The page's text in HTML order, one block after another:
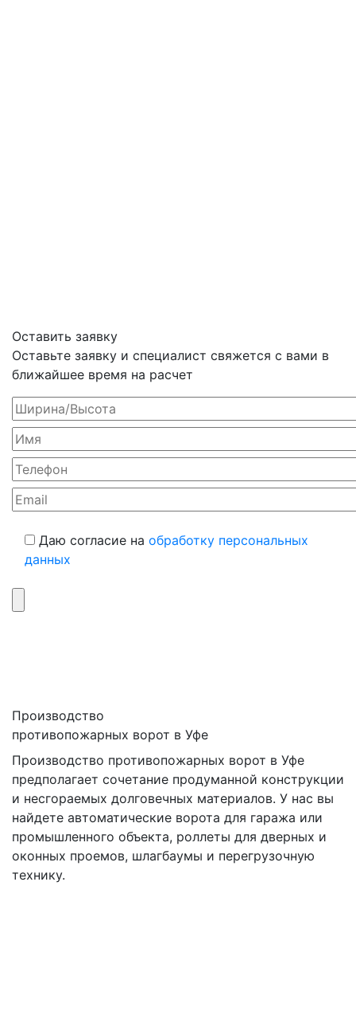
Оставить заявку
Оставьте заявку и специалист свяжется с вами в
ближайшее время на расчет
Даю согласие на обработку персональных
данных
Производство
противопожарных ворот в Уфе
Производство противопожарных ворот в Уфе
предполагает сочетание продуманной конструкции
и несгораемых долговечных материалов. У нас вы
найдете автоматические ворота для гаража или
промышленного объекта, роллеты для дверных и
оконных проемов, шлагбаумы и перегрузочную
технику.